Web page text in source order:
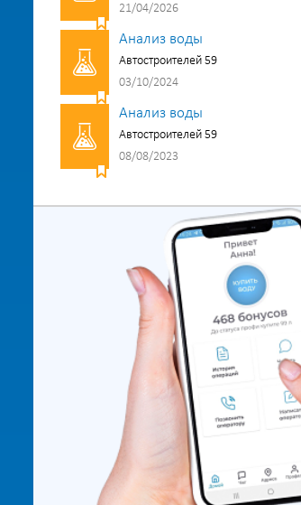
21/04/2026
Анализ воды
Автостроителей 59
03/10/2024
Анализ воды
Автостроителей 59
08/08/2023